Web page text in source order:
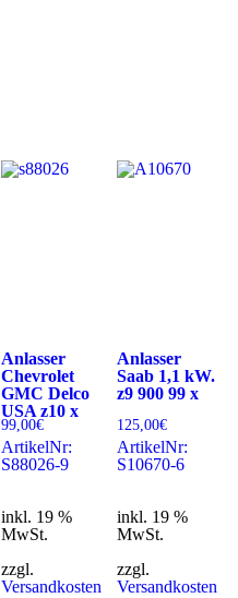
Anlasser
Chevrolet
GMC Delco
USA z10 x
99,00€
ArtikelNr:
S88026-9
inkl. 19 %
MwSt.
zzgl.
Versandkosten
Anlasser
Saab 1,1 kW.
z9 900 99 x
125,00€
ArtikelNr:
S10670-6
inkl. 19 %
MwSt.
zzgl.
Versandkosten